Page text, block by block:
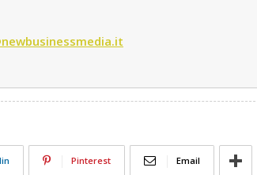
Pinterest Email